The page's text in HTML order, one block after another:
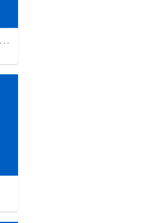
Toda Autoridade, Uma Missão (Mt 28.16-20)